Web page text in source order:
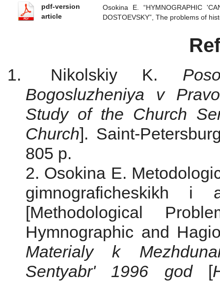
pdf-version
article
Osokina E. “HYMNOGRAPHIC
DOSTOEVSKY”, The problems of
Nikolskiy K.
Bogosluzheniya v
Study of the Church
Church]. Saint-
805 p.
2. Osokina E.
gimnograficheskikh i
[Methodological
Hymnographic and
Materialy k
Sentyabr' 1996 god
[